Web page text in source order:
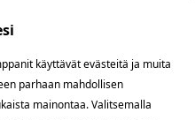
käyttävät evästeitä ja muita
parhaan mahdollisen
mainontaa. Valitsemalla